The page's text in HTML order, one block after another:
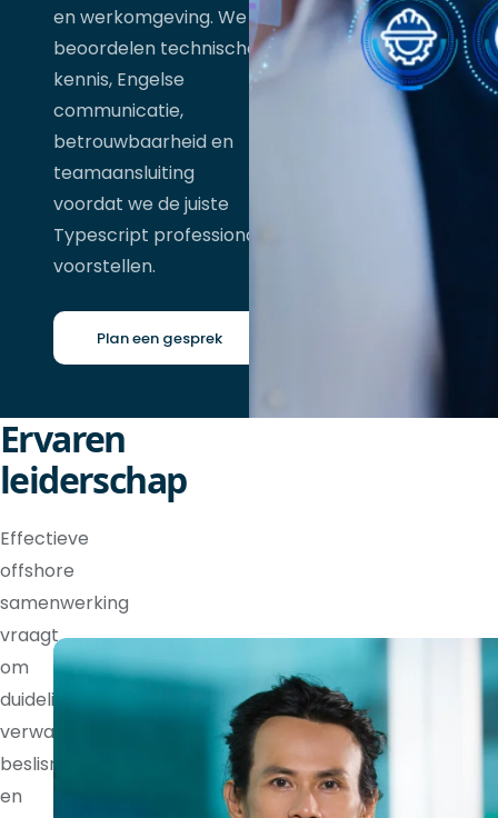
en werkomgeving. We
beoordelen technische
kennis, Engelse
communicatie,
betrouwbaarheid en
teamaansluiting
voordat we de juiste
Typescript professional
voorstellen.
Plan een gesprek
Ervaren
leiderschap
Effectieve
offshore
samenwerking
vraagt
om
duidelijke
verwachtingen,
beslisrechten
en